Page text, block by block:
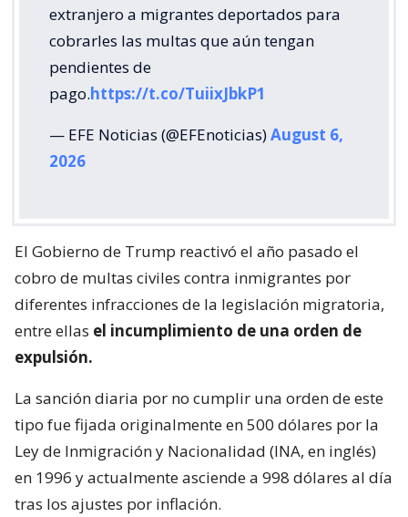
extranjero a migrantes deportados para
cobrarles las multas que aún tengan
pendientes de
pago.https://t.co/TuiixJbkP1
— EFE Noticias (@EFEnoticias)August 6,
2026
El Gobierno de Trump reactivó el año pasado el
cobro de multas civiles contra inmigrantes por
diferentes infracciones de la legislación migratoria,
entre ellas el incumplimiento de una orden de
expulsión.
La sanción diaria por no cumplir una orden de este
tipo fue fijada originalmente en 500 dólares por la
Ley de Inmigración y Nacionalidad (INA, en inglés)
en 1996 y actualmente asciende a 998 dólares al día
tras los ajustes por inflación.